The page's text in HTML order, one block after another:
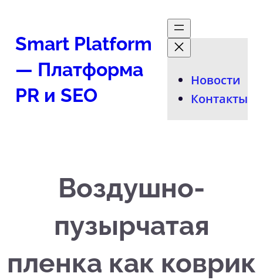
содержимому
Smart Platform
— Платформа
PR и SEO
Новости
Контакты
Воздушно-
пузырчатая
пленка как коврик